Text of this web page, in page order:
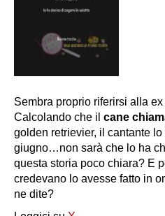
Sembra proprio riferirsi alla
Calcolando che il cane
golden retrievier, il cantante
giugno…non sarà che lo ha
questa storia poco chiara? E
credevano lo avesse fatto in
ne dite?